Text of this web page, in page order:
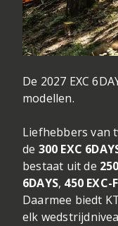
De 2027 EXC
modellen.
Liefhebbers van
de 300 EXC
bestaat uit de
6DAYS, 450 EXC-
Daarmee biedt
elk